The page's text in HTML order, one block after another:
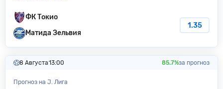
ФК Токио
Матида Зельвия
1.35
8 Августа13:00 85.7%за прогноз
Прогноз на J. Лига